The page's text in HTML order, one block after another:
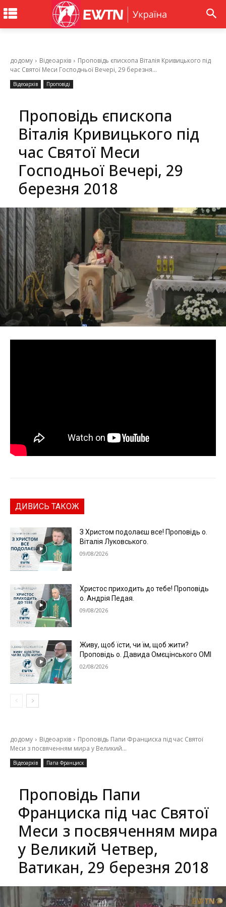
додому Відеоархів
Проповідь єпископа Віталія Кривицького під
час Святої Меси Господньої Вечері, 29 березня...
Відеоархів Проповіді
Проповідь єпископа
Віталія Кривицького під
час Святої Меси
Господньої Вечері, 29
березня 2018
ДИВИСЬ ТАКОЖ
З Христом подолаєш все! Проповідь о.
Віталія Луковського.
09/08/2026
Христос приходить до тебе! Проповідь
о. Андрія Педая.
09/08/2026
Живу, щоб їсти, чи їм, щоб жити?
Проповідь о. Давида Омєцінського ОМІ
02/08/2026